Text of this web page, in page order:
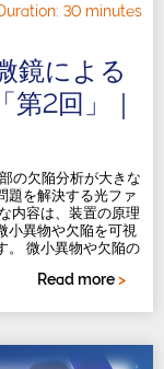
30 minutes
鏡による
第2回」｜
の欠陥分析が大きな
題を解決する光ファ
内容は、装置の原理
小異物や欠陥を可視
。 微小異物や欠陥の
Read more>